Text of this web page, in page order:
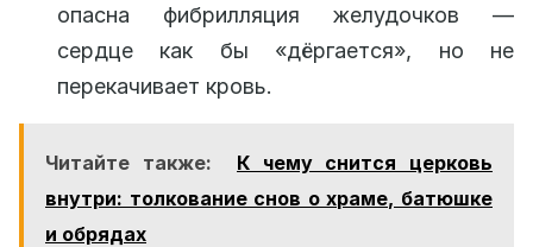
опасна фибрилляция желудочков —
сердце как бы «дёргается», но не
перекачивает кровь.
Читайте также:
К чему снится церковь
внутри: толкование снов о храме, батюшке
и обрядах